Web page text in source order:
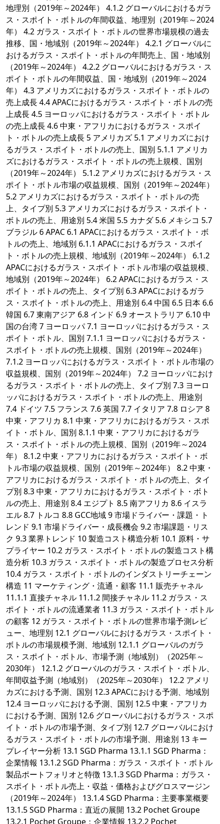
地理別（2019年～2024年） 4.1.2 グローバルにおけるガラ
ス・スポイト・ボトルの年間収益、地理別（2019年～2024
年） 4.2 ガラス・スポイト・ボトルの世界市場規模の過去
推移、国・地域別（2019年～2024年） 4.2.1 グローバルに
おけるガラス・スポイト・ボトルの年間売上、国・地域別
（2019年～2024年） 4.2.2 グローバルにおけるガラス・ス
ポイト・ボトルの年間収益、国・地域別（2019年～2024
年） 4.3 アメリカズにおけるガラス・スポイト・ボトルの
売上成長 4.4 APACにおけるガラス・スポイト・ボトルの売
上成長 4.5 ヨーロッパにおけるガラス・スポイト・ボトル
の売上成長 4.6 中東・アフリカにおけるガラス・スポイ
ト・ボトルの売上成長 5 アメリカズ 5.1 アメリカズにおけ
るガラス・スポイト・ボトルの売上、国別 5.1.1 アメリカ
ズにおけるガラス・スポイト・ボトルの売上規模、国別
（2019年～2024年） 5.1.2 アメリカズにおけるガラス・ス
ポイト・ボトル市場の収益規模、国別（2019年～2024年）
5.2 アメリカズにおけるガラス・スポイト・ボトルの売
上、タイプ別 5.3 アメリカズにおけるガラス・スポイト・
ボトルの売上、用途別 5.4 米国 5.5 カナダ 5.6 メキシコ 5.7
ブラジル 6 APAC 6.1 APACにおけるガラス・スポイト・ボ
トルの売上、地域別 6.1.1 APACにおけるガラス・スポイ
ト・ボトルの売上規模、地域別（2019年～2024年） 6.1.2
APACにおけるガラス・スポイト・ボトル市場の収益規模、
地域別（2019年～2024年） 6.2 APACにおけるガラス・ス
ポイト・ボトルの売上、タイプ別 6.3 APACにおけるガラ
ス・スポイト・ボトルの売上、用途別 6.4 中国 6.5 日本 6.6
韓国 6.7 東南アジア 6.8 インド 6.9 オーストラリア 6.10 中
国の台湾 7 ヨーロッパ 7.1 ヨーロッパにおけるガラス・ス
ポイト・ボトル、国別 7.1.1 ヨーロッパにおけるガラス・
スポイト・ボトルの売上規模、国別（2019年～2024年）
7.1.2 ヨーロッパにおけるガラス・スポイト・ボトル市場の
収益規模、国別（2019年～2024年） 7.2 ヨーロッパにおけ
るガラス・スポイト・ボトルの売上、タイプ別 7.3 ヨーロ
ッパにおけるガラス・スポイト・ボトルの売上、用途別
7.4 ドイツ 7.5 フランス 7.6 英国 7.7 イタリア 7.8 ロシア 8
中東・アフリカ 8.1 中東・アフリカにおけるガラス・スポ
イト・ボトル、国別 8.1.1 中東・アフリカにおけるガラ
ス・スポイト・ボトルの売上規模、国別（2019年～2024
年） 8.1.2 中東・アフリカにおけるガラス・スポイト・ボ
トル市場の収益規模、国別（2019年～2024年） 8.2 中東・
アフリカにおけるガラス・スポイト・ボトルの売上、タイ
プ別 8.3 中東・アフリカにおけるガラス・スポイト・ボト
ルの売上、用途別 8.4 エジプト 8.5 南アフリカ 8.6 イスラ
エル 8.7 トルコ 8.8 GCC地域 9 市場ドライバー・課題・ト
レンド 9.1 市場ドライバー・成長機会 9.2 市場課題・リス
ク 9.3 業界トレンド 10 製造コスト構造分析 10.1 原料・サ
プライヤー 10.2 ガラス・スポイト・ボトルの製造コスト構
造分析 10.3 ガラス・スポイト・ボトルの製造プロセス分析
10.4 ガラス・スポイト・ボトルのインダストリーチェーン
構造 11 マーケティング・流通・顧客 11.1 販売チャネル
11.1.1 直接チャネル 11.1.2 間接チャネル 11.2 ガラス・ス
ポイト・ボトルの流通業者 11.3 ガラス・スポイト・ボトル
の顧客 12 ガラス・スポイト・ボトルの世界市場予測レビ
ュー、地理別 12.1 グローバルにおけるガラス・スポイト・
ボトルの市場規模予測、地域別 12.1.1 グローバルのガラ
ス・スポイト・ボトル、市場予測（地域別）（2025年～
2030年） 12.1.2 グローバルのガラス・スポイト・ボトル、
年間収益予測（地域別）（2025年～2030年） 12.2 アメリ
カズにおける予測、国別 12.3 APACにおける予測、地域別
12.4 ヨーロッパにおける予測、国別 12.5 中東・アフリカ
における予測、国別 12.6 グローバルにおけるガラス・スポ
イト・ボトルの市場予測、タイプ別 12.7 グローバルにおけ
るガラス・スポイト・ボトルの市場予測、用途別 13 キー
プレイヤー分析 13.1 SGD Pharma 13.1.1 SGD Pharma：
企業情報 13.1.2 SGD Pharma：ガラス・スポイト・ボトル
製品ポートフォリオと特徴 13.1.3 SGD Pharma：ガラス・
スポイト・ボトル売上・収益・価格およびグロスマージン
（2019年～2024年） 13.1.4 SGD Pharma：主要事業概要
13.1.5 SGD Pharma：直近の展開 13.2 Pochet Groupe
13.2.1 Pochet Groupe：企業情報 13.2.2 Pochet